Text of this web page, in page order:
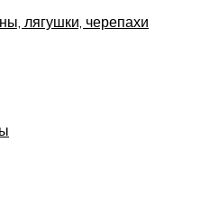
лягушки, черепахи